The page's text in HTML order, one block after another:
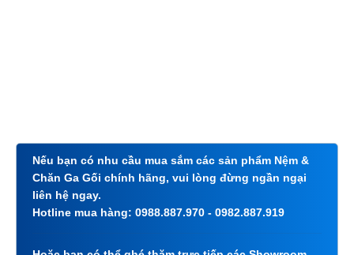
Nếu bạn có nhu cầu mua sắm các sản phẩm Nệm &
Chăn Ga Gối chính hãng, vui lòng đừng ngần ngại
liên hệ ngay.
Hotline mua hàng: 0988.887.970 - 0982.887.919